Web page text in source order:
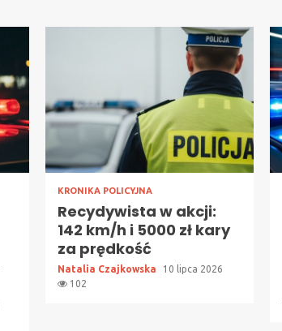
KRONIKA POLICYJNA
Recydywista w akcji:
142 km/h i 5000 zł kary
za prędkość
Natalia Czajkowska
10 lipca 2026
102